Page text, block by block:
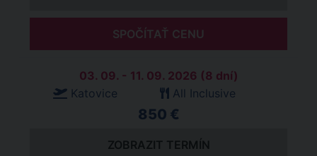
SPOČÍTAŤ CENU
03. 09. - 11. 09. 2026 (8 dní)
Katovice
All Inclusive
850 €
ZOBRAZIT TERMÍN